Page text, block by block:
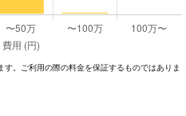
。ご利⽤の際の料⾦を保証するものではありま